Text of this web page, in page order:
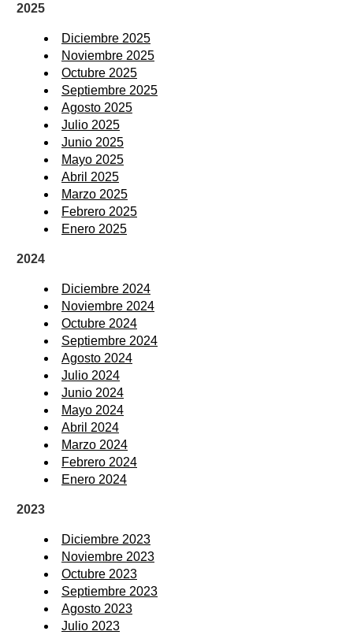
2025
Diciembre 2025
Noviembre 2025
Octubre 2025
Septiembre 2025
Agosto 2025
Julio 2025
Junio 2025
Mayo 2025
Abril 2025
Marzo 2025
Febrero 2025
Enero 2025
2024
Diciembre 2024
Noviembre 2024
Octubre 2024
Septiembre 2024
Agosto 2024
Julio 2024
Junio 2024
Mayo 2024
Abril 2024
Marzo 2024
Febrero 2024
Enero 2024
2023
Diciembre 2023
Noviembre 2023
Octubre 2023
Septiembre 2023
Agosto 2023
Julio 2023